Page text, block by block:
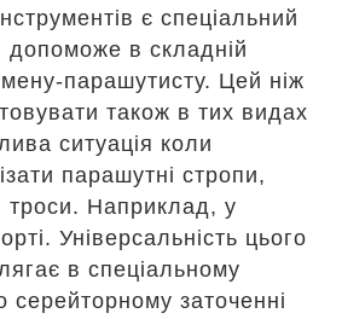
є спеціальний
допоможе в складній
парашутисту. Цей ніж
також в тих видах
ситуація коли
парашутні стропи,
троси. Наприклад, у
Універсальність цього
в спеціальному
серейторному заточенні